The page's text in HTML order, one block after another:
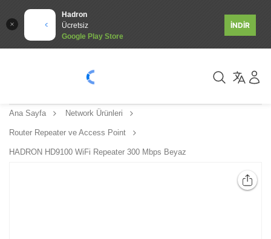
Hadron
Ücretsiz
Google Play Store
İNDİR
Ana Sayfa Network Ürünleri
Router Repeater ve Access Point
HADRON HD9100 WiFi Repeater 300 Mbps Beyaz